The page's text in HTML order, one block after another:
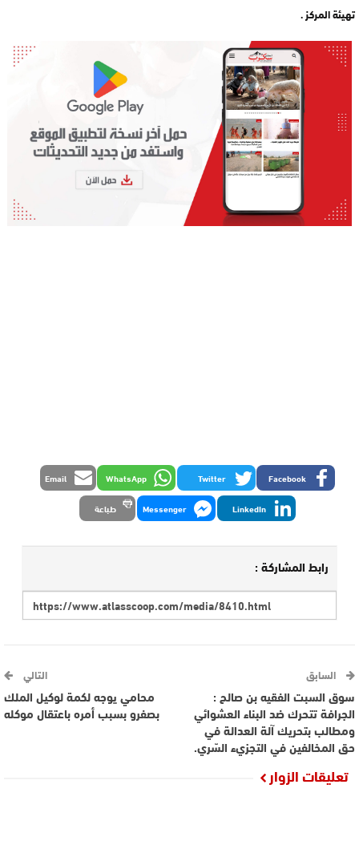
تهيئة المركز .
Facebook
Twitter
WhatsApp
Email
LinkedIn
Messenger طباعة
رابط المشاركة :
السابق
سوق السبت الفقيه بن صالح :
الجرافة تتحرك ضد البناء العشوائي
ومطالب بتحريك آلة العدالة في
حق المخالفين في التجزيء السّري.
التالي
محامي يوجه لكمة لوكيل الملك
بصفرو بسبب أمره باعتقال موكله
تعليقات الزوار